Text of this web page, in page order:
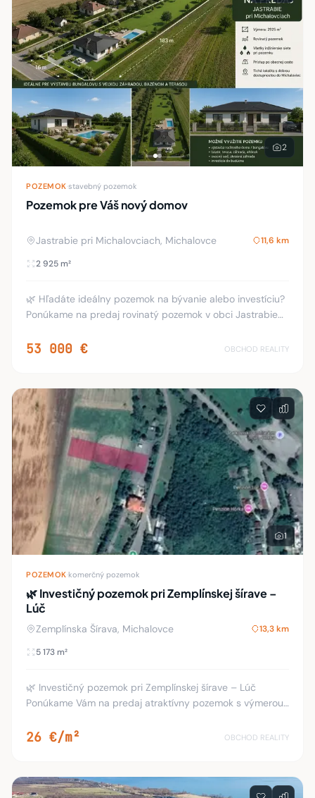
2
POZEMOK stavebný pozemok
Pozemok pre Váš nový domov
Jastrabie pri Michalovciach, Michalovce 11,6 km
2 925 m²
🌿 Hľadáte ideálny pozemok na bývanie alebo investíciu?
Ponúkame na predaj rovinatý pozemok v obci Jastrabie
53 000 € OBCHOD REALITY
1
POZEMOK komerčný pozemok
🌿 Investičný pozemok pri Zemplínskej šírave –
Lúč
Zemplínska Šírava, Michalovce 13,3 km
5 173 m²
🌿 Investičný pozemok pri Zemplínskej šírave – Lúč
Ponúkame Vám na predaj atraktívny pozemok s výmerou
26 €/m² OBCHOD REALITY